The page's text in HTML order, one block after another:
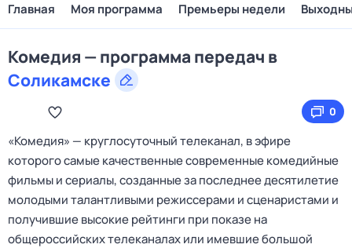
Главная Моя программа Премьеры недели
Комедия — программа передач в
Соликамске
0
«Комедия» — круглосуточный телеканал, в эфире
которого самые качественные современные комедийные
фильмы и сериалы, созданные за последнее десятилетие
молодыми талантливыми режиссерами и сценаристами и
получившие высокие рейтинги при показе на
общероссийских телеканалах или имевшие большой